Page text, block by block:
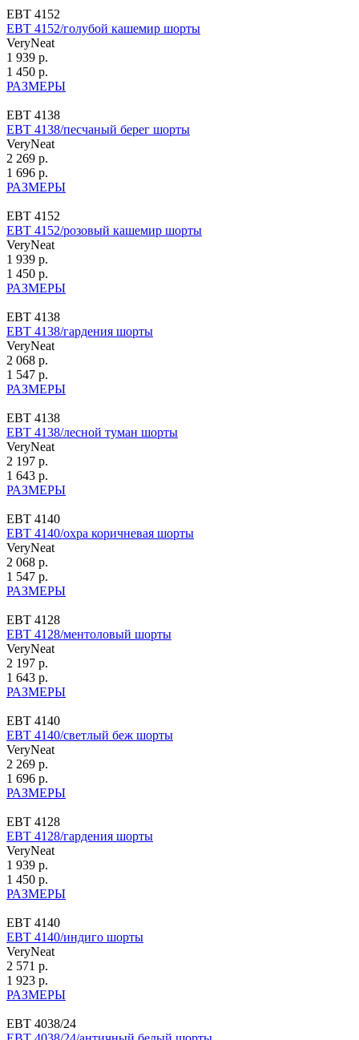
ЕВТ 4152
ЕВТ 4152/голубой кашемир шорты
VeryNeat
1 939 р.
1 450 р.
РАЗМЕРЫ
ЕВТ 4138
ЕВТ 4138/песчаный берег шорты
VeryNeat
2 269 р.
1 696 р.
РАЗМЕРЫ
ЕВТ 4152
ЕВТ 4152/розовый кашемир шорты
VeryNeat
1 939 р.
1 450 р.
РАЗМЕРЫ
ЕВТ 4138
ЕВТ 4138/гардения шорты
VeryNeat
2 068 р.
1 547 р.
РАЗМЕРЫ
ЕВТ 4138
ЕВТ 4138/лесной туман шорты
VeryNeat
2 197 р.
1 643 р.
РАЗМЕРЫ
ЕВТ 4140
ЕВТ 4140/охра коричневая шорты
VeryNeat
2 068 р.
1 547 р.
РАЗМЕРЫ
ЕВТ 4128
ЕВТ 4128/ментоловый шорты
VeryNeat
2 197 р.
1 643 р.
РАЗМЕРЫ
ЕВТ 4140
ЕВТ 4140/светлый беж шорты
VeryNeat
2 269 р.
1 696 р.
РАЗМЕРЫ
ЕВТ 4128
ЕВТ 4128/гардения шорты
VeryNeat
1 939 р.
1 450 р.
РАЗМЕРЫ
ЕВТ 4140
ЕВТ 4140/индиго шорты
VeryNeat
2 571 р.
1 923 р.
РАЗМЕРЫ
ЕВТ 4038/24